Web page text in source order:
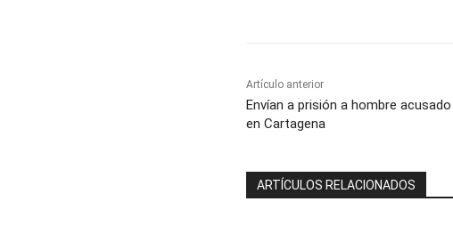
Artículo anterior
Envían a prisión a hombre
en Cartagena
ARTÍCULOS RELACIONADOS